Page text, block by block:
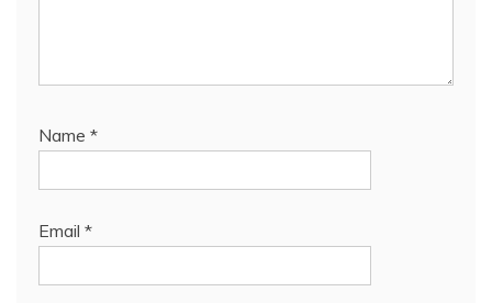
Name *
Email *